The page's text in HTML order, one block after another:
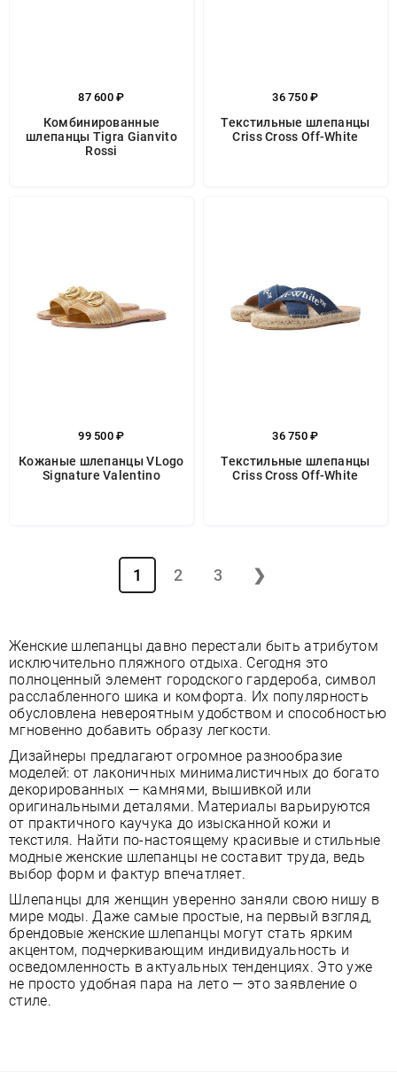
87 600 ₽
Комбинированные
шлепанцы Tigra Gianvito
Rossi
36 750 ₽
Текстильные шлепанцы
Criss Cross Off-White
99 500 ₽
Кожаные шлепанцы VLogo
Signature Valentino
36 750 ₽
Текстильные шлепанцы
Criss Cross Off-White
1 2 3 ❯
Женские шлепанцы давно перестали быть атрибутом
исключительно пляжного отдыха. Сегодня это
полноценный элемент городского гардероба, символ
расслабленного шика и комфорта. Их популярность
обусловлена невероятным удобством и способностью
мгновенно добавить образу легкости.
Дизайнеры предлагают огромное разнообразие
моделей: от лаконичных минималистичных до богато
декорированных — камнями, вышивкой или
оригинальными деталями. Материалы варьируются
от практичного каучука до изысканной кожи и
текстиля. Найти по-настоящему красивые и стильные
модные женские шлепанцы не составит труда, ведь
выбор форм и фактур впечатляет.
Шлепанцы для женщин уверенно заняли свою нишу в
мире моды. Даже самые простые, на первый взгляд,
брендовые женские шлепанцы могут стать ярким
акцентом, подчеркивающим индивидуальность и
осведомленность в актуальных тенденциях. Это уже
не просто удобная пара на лето — это заявление о
стиле.